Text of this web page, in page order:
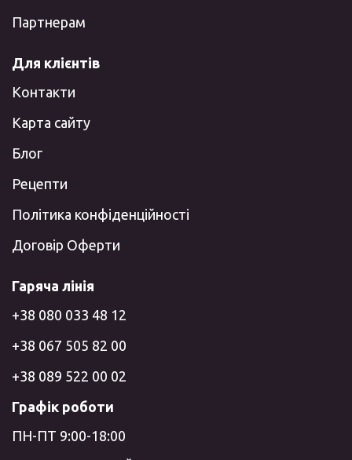
Партнерам
Для клієнтів
Контакти
Карта сайту
Блог
Рецепти
Політика конфіденційності
Договір Оферти
Гаряча лінія
+38 080 033 48 12
+38 067 505 82 00
+38 089 522 00 02
Графік роботи
ПН-ПТ 9:00-18:00